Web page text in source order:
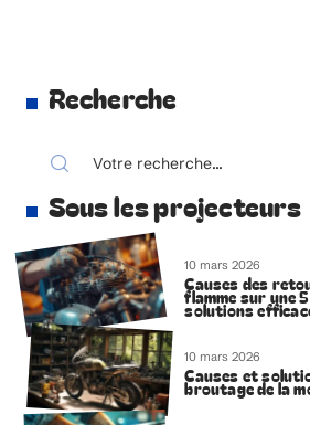
Recherche
Sous les projecteurs
10 mars 2026
Causes des
flamme sur une
solutions
10 mars 2026
Causes et
broutage de la